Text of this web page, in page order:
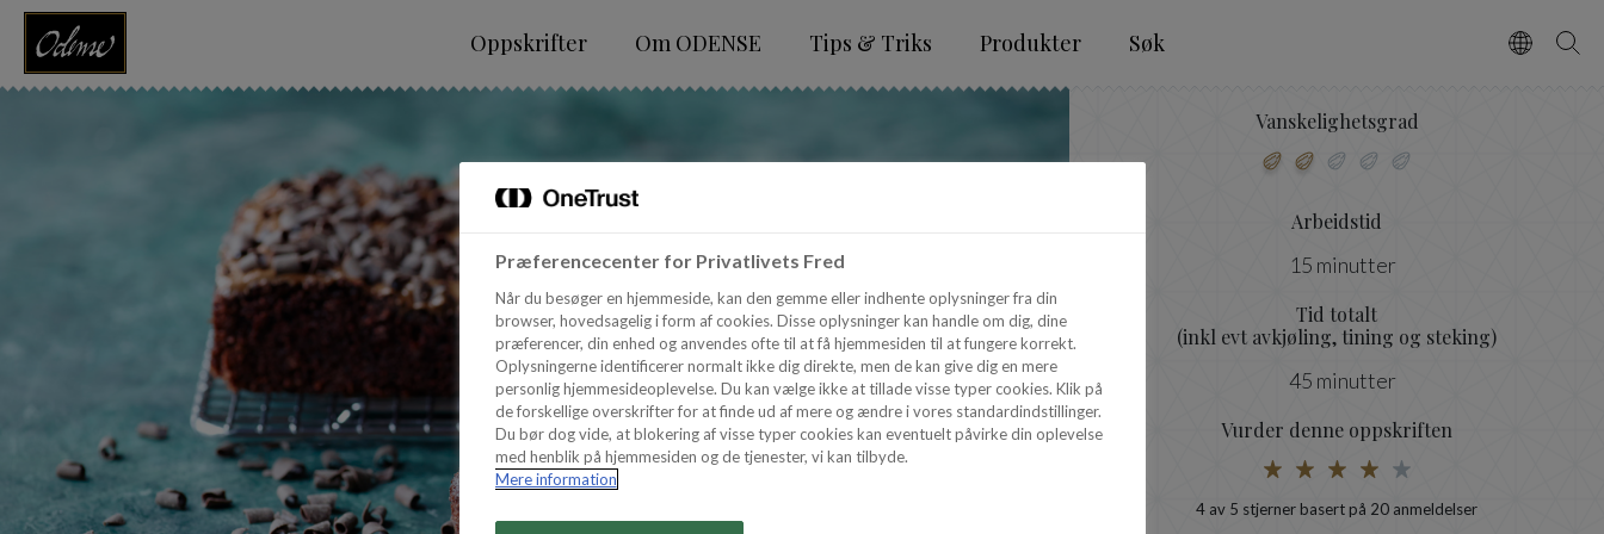
Oppskrifter Om ODENSE Tips & Triks Produkter Søk VælgSøg
Vanskelighetsgrad
Arbeidstid
15 minutter
Tid totalt
(inkl evt avkjøling, tining og steking)
45 minutter
Vurder denne oppskriften
4 av 5 stjerner basert på 20 anmeldelser
Præferencecenter for Privatlivets Fred
Når du besøger en hjemmeside, kan den gemme eller indhente oplysninger fra din
browser, hovedsagelig i form af cookies. Disse oplysninger kan handle om dig, dine
præferencer, din enhed og anvendes ofte til at få hjemmesiden til at fungere korrekt.
Oplysningerne identificerer normalt ikke dig direkte, men de kan give dig en mere
personlig hjemmesideoplevelse. Du kan vælge ikke at tillade visse typer cookies. Klik på
de forskellige overskrifter for at finde ud af mere og ændre i vores standardindstillinger.
Du bør dog vide, at blokering af visse typer cookies kan eventuelt påvirke din oplevelse
med henblik på hjemmesiden og de tjenester, vi kan tilbyde.
Mere information